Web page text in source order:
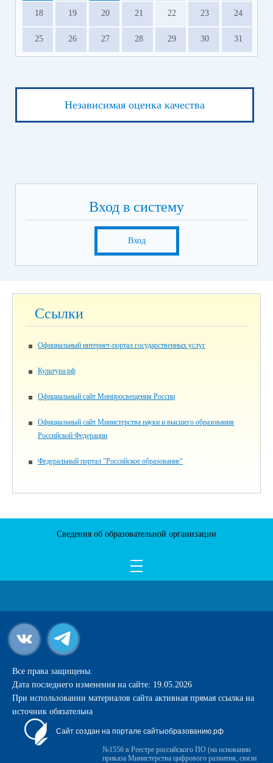
18 19 20 21 22 23 24
25 26 27 28 29 30 31
Независимая оценка качества
Вход в систему
Вход
Ссылки
Официальный интернет-портал государственных услуг
Культура.рф
Официальный сайт Минпросвещения России
Официальный сайт Министерства науки и высшего образования
Российской Федерации
Федеральный портал "Российское образование"
Сведения об образовательной организации
Все права защищены.
Дата последнего изменения на сайте: 19.05.2026
При использовании материалов сайта активная прямая ссылка на
источник обязательна
Сайт создан на портале сайтыобразованию.рф
№1556 в Реестре российского ПО (на основании
приказа Министерства цифрового развития, связи